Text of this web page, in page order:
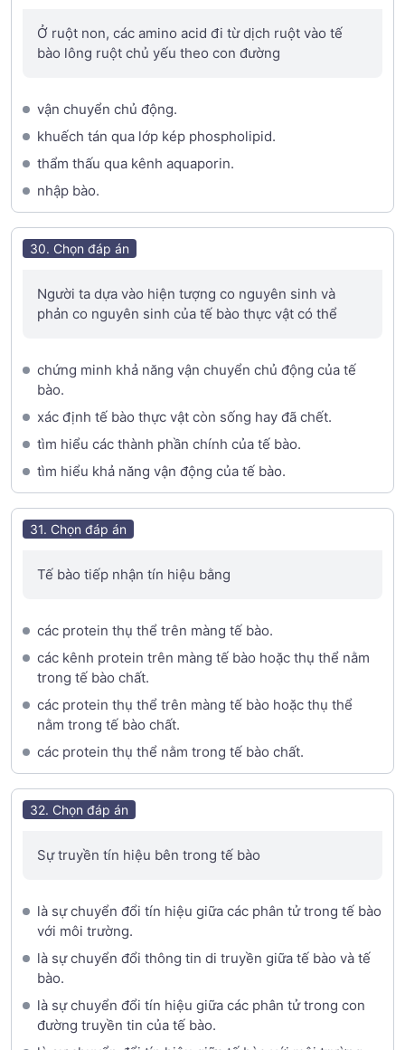
Ở ruột non, các amino acid đi từ dịch ruột vào tế
bào lông ruột chủ yếu theo con đường
vận chuyển chủ động.
khuếch tán qua lớp kép phospholipid.
thẩm thấu qua kênh aquaporin.
nhập bào.
30. Chọn đáp án
Người ta dựa vào hiện tượng co nguyên sinh và
phản co nguyên sinh của tế bào thực vật có thể
chứng minh khả năng vận chuyển chủ động của tế
bào.
xác định tế bào thực vật còn sống hay đã chết.
tìm hiểu các thành phần chính của tế bào.
tìm hiểu khả năng vận động của tế bào.
31. Chọn đáp án
Tế bào tiếp nhận tín hiệu bằng
các protein thụ thể trên màng tế bào.
các kênh protein trên màng tế bào hoặc thụ thể nằm
trong tế bào chất.
các protein thụ thể trên màng tế bào hoặc thụ thể
nằm trong tế bào chất.
các protein thụ thể nằm trong tế bào chất.
32. Chọn đáp án
Sự truyền tín hiệu bên trong tế bào
là sự chuyển đổi tín hiệu giữa các phân tử trong tế bào
với môi trường.
là sự chuyển đổi thông tin di truyền giữa tế bào và tế
bào.
là sự chuyển đổi tín hiệu giữa các phân tử trong con
đường truyền tin của tế bào.